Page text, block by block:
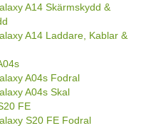
A14 Skärmskydd &
A14 Laddare, Kablar &
A04s Fodral
A04s Skal
FE
S20 FE Fodral